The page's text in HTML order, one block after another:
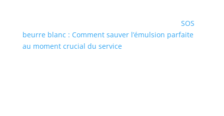
SOS
beurre blanc : Comment sauver l’émulsion parfaite
au moment crucial du service